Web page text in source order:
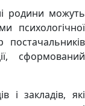
родини можуть
психологічної
сформований
і закладів, які